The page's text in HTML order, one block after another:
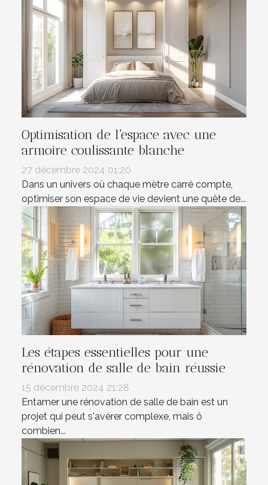
Optimisation de l'espace avec une
armoire coulissante blanche
27 décembre 2024 01:20
Dans un univers où chaque mètre carré compte,
optimiser son espace de vie devient une quête de...
Les étapes essentielles pour une
rénovation de salle de bain réussie
15 décembre 2024 21:28
Entamer une rénovation de salle de bain est un
projet qui peut s'avérer complexe, mais ô
combien...